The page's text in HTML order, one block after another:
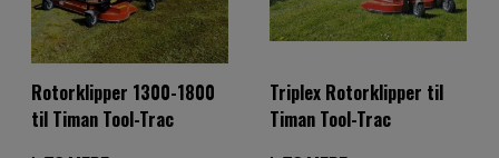
Rotorklipper 1300-1800
til Timan Tool-Trac
Triplex Rotorklipper til
Timan Tool-Trac